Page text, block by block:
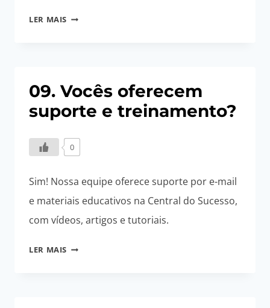
LER MAIS 10.
AFILIADOS?
09. Vocês oferecem
suporte e treinamento?
0
Sim! Nossa equipe oferece suporte por e-mail
e materiais educativos na Central do Sucesso,
com vídeos, artigos e tutoriais.
LER MAIS 09.